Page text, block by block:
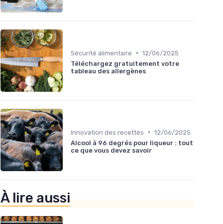
Sécurité alimentaire • 12/06/2025
Téléchargez gratuitement votre
tableau des allergènes
Innovation des recettes • 12/06/2025
Alcool à 96 degrés pour liqueur : tout
ce que vous devez savoir
À lire aussi